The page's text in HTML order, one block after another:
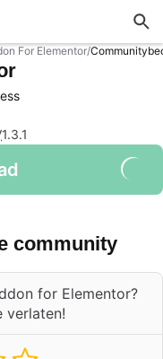
For Elementor
1.3.1
community
for Elementor?
verlaten!